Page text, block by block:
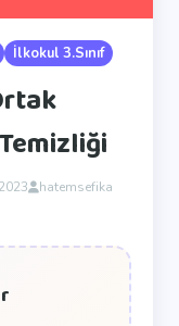
İlkokul 3.Sınıf
hatemsefika